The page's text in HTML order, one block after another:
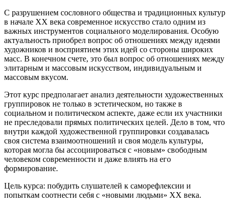
С разрушением сословного общества и традиционных культур
в начале ХХ века современное искусство стало одним из
важных инструментов социального моделирования. Особую
актуальность приобрел вопрос об отношениях между идеями
художников и восприятием этих идей со стороны широких
масс. В конечном счете, это был вопрос об отношениях между
элитарным и массовым искусством, индивидуальным и
массовым вкусом.
Этот курс предполагает анализ деятельности художественных
группировок не только в эстетическом, но также в
социальном и политическом аспекте, даже если их участники
не преследовали прямых политических целей. Дело в том, что
внутри каждой художественной группировки создавалась
своя система взаимоотношений и своя модель культуры,
которая могла бы ассоциироваться с «новым» свободным
человеком современности и даже влиять на его
формирование.
Цель курса: побудить слушателей к саморефлексии и
попыткам соотнести себя с «новыми людьми» ХХ века.